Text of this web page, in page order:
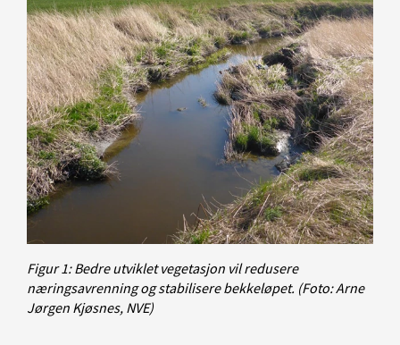
Figur 1: Bedre utviklet vegetasjon vil redusere
næringsavrenning og stabilisere bekkeløpet. (Foto: Arne
Jørgen Kjøsnes, NVE)